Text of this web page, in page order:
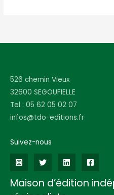
526 chemin Vieux
32600 SEGOUFIELLE
Tel : 05 62 05 02 07
infos@tdo-editions.fr
Suivez-nous
Maison d’édition